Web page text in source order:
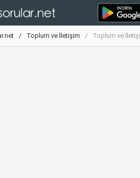
Toplum ve İletişim Toplum ve